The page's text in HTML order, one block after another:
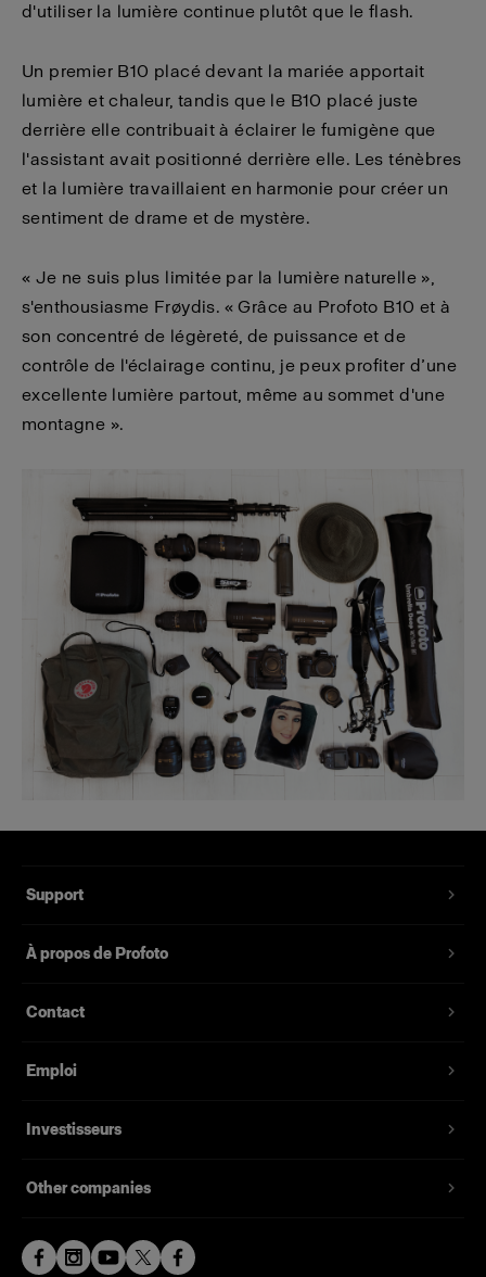
d'utiliser la lumière continue plutôt que le flash.
Un premier B10 placé devant la mariée apportait
lumière et chaleur, tandis que le B10 placé juste
derrière elle contribuait à éclairer le fumigène que
l'assistant avait positionné derrière elle. Les ténèbres
et la lumière travaillaient en harmonie pour créer un
sentiment de drame et de mystère.
« Je ne suis plus limitée par la lumière naturelle »,
s'enthousiasme Frøydis. « Grâce au Profoto B10 et à
son concentré de légèreté, de puissance et de
contrôle de l'éclairage continu, je peux profiter d’une
excellente lumière partout, même au sommet d'une
montagne ».
Support
À propos de Profoto
Contact
Emploi
Investisseurs
Other companies